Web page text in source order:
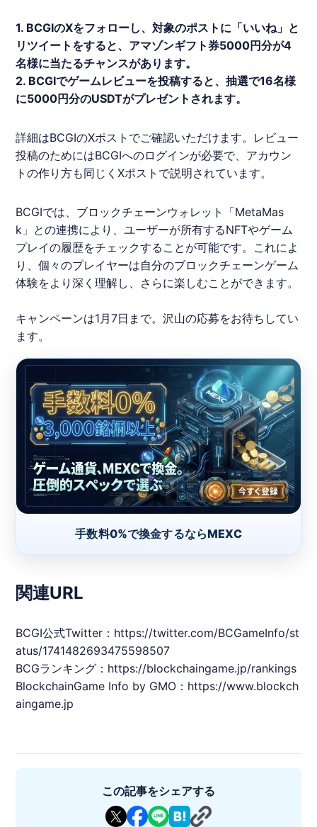
1. BCGIのXをフォローし、対象のポストに「いいね」と
リツイートをすると、アマゾンギフト券5000円分が4
名様に当たるチャンスがあります。
2. BCGIでゲームレビューを投稿すると、抽選で16名様
に5000円分のUSDTがプレゼントされます。
詳細はBCGIのXポストでご確認いただけます。レビュー
投稿のためにはBCGIへのログインが必要で、アカウン
トの作り方も同じくXポストで説明されています。
BCGIでは、ブロックチェーンウォレット「MetaMas
k」との連携により、ユーザーが所有するNFTやゲーム
プレイの履歴をチェックすることが可能です。これによ
り、個々のプレイヤーは自分のブロックチェーンゲーム
体験をより深く理解し、さらに楽しむことができます。
キャンペーンは1月7日まで。沢山の応募をお待ちしてい
ます。
手数料0%で換金するならMEXC
関連URL
BCGI公式Twitter： https://twitter.com/BCGameInfo/st
atus/1741482693475598507
BCGランキング： https://blockchaingame.jp/rankings
BlockchainGame Info by GMO： https://www.blockch
aingame.jp
この記事をシェアする